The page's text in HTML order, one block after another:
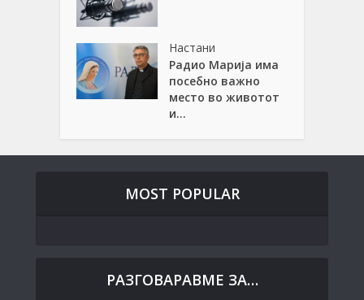
Настани
Радио Марија има
посебно важно
место во животот
и...
MOST POPULAR
РАЗГОВАРАВМЕ ЗА…